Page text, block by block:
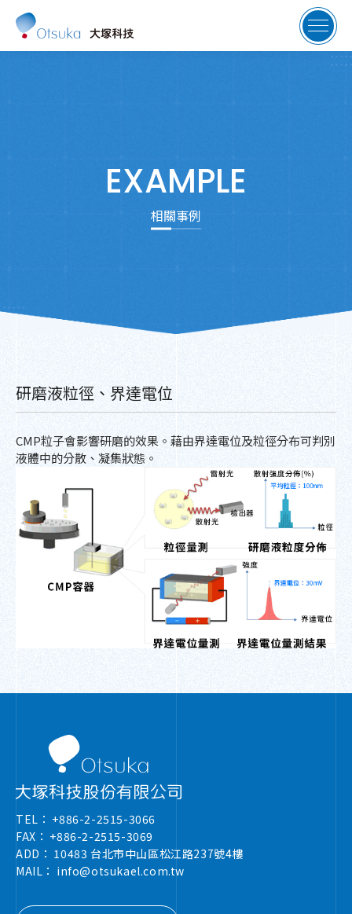
EXAMPLE
相關事例
研磨液粒徑、界達電位
CMP粒子會影響研磨的效果。藉由界達電位及粒徑分布可判別
液體中的分散、凝集狀態。
TEL： +886-2-2515-3066
FAX： +886-2-2515-3069
ADD： 10483 台北市中山區松江路237號4樓
MAIL： info@otsukael.com.tw